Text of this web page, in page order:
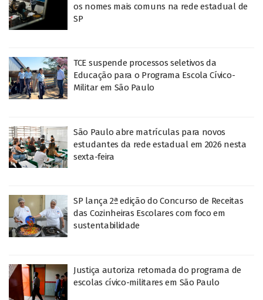
os nomes mais comuns na rede estadual de
SP
TCE suspende processos seletivos da
Educação para o Programa Escola Cívico-
Militar em São Paulo
São Paulo abre matrículas para novos
estudantes da rede estadual em 2026 nesta
sexta-feira
SP lança 2ª edição do Concurso de Receitas
das Cozinheiras Escolares com foco em
sustentabilidade
Justiça autoriza retomada do programa de
escolas cívico-militares em São Paulo